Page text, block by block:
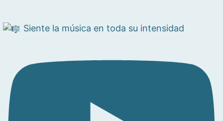
Siente la música en toda su intensidad